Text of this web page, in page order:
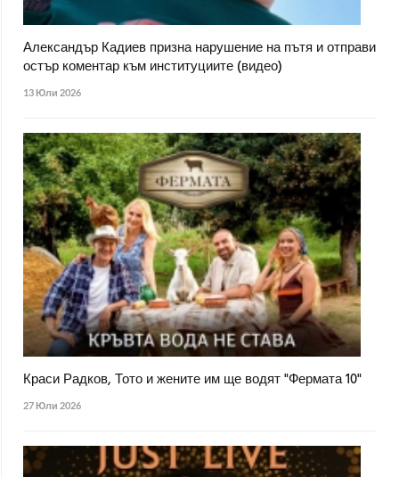
Александър Кадиев призна нарушение на пътя и отправи
остър коментар към институциите (видео)
13 Юли 2026
Краси Радков, Тото и жените им ще водят "Фермата 10"
27 Юли 2026